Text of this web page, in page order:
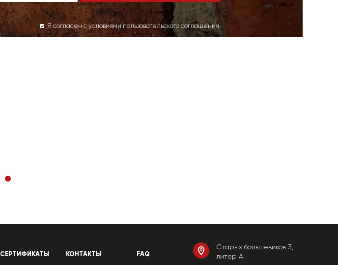
Я согласен с условиями пользовательского соглашения
СЕРТИФИКАТЫ КОНТАКТЫ FAQ
Старых большевиков 3,
литер А